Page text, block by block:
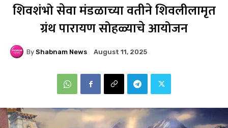
शिवशंभो सेवा मंडळाच्या वतीने शिवलीलामृत
ग्रंथ पारायण सोहळ्याचे आयोजन
By Shabnam News August 11, 2025